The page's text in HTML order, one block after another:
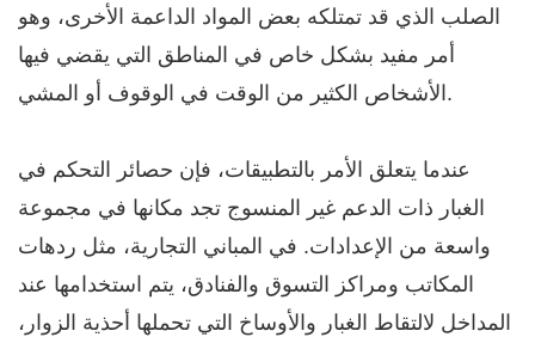
الصلب الذي قد تمتلكه بعض المواد الداعمة الأخرى، وهو
أمر مفيد بشكل خاص في المناطق التي يقضي فيها
الأشخاص الكثير من الوقت في الوقوف أو المشي.
عندما يتعلق الأمر بالتطبيقات، فإن حصائر التحكم في
الغبار ذات الدعم غير المنسوج تجد مكانها في مجموعة
واسعة من الإعدادات. في المباني التجارية، مثل ردهات
المكاتب ومراكز التسوق والفنادق، يتم استخدامها عند
المداخل لالتقاط الغبار والأوساخ التي تحملها أحذية الزوار،